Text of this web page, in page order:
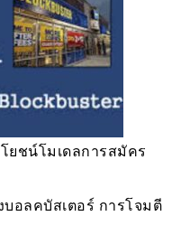
ยชน์โมเดลการสมัคร
อลคบัสเตอร์ การโจมตี